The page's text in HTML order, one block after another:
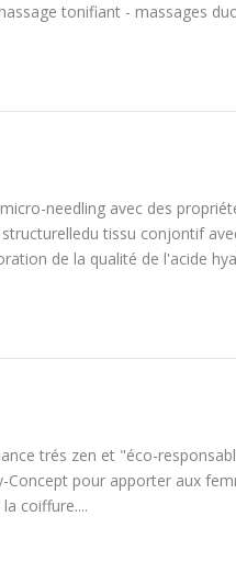
tonifiant - massages
needling avec des
tissu conjontif
de la qualité de l'acide
trés zen et "éco-
Concept pour apporter aux
coiffure....